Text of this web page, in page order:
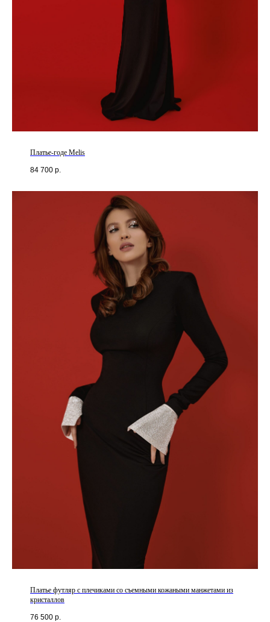
Платье-годе Melis
84 700 р.
Платье футляр с плечиками со съемными кожаными манжетами из
кристаллов
76 500 р.